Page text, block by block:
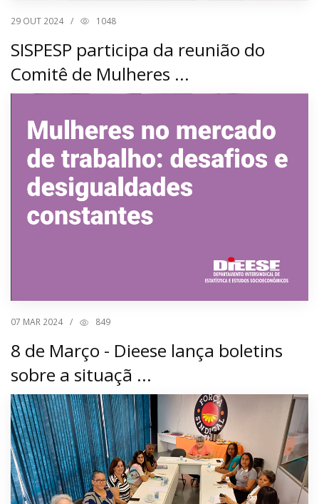
29 OUT 2024 / 1048
SISPESP participa da reunião do
Comitê de Mulheres ...
07 MAR 2024 / 849
8 de Março - Dieese lança boletins
sobre a situaçã ...